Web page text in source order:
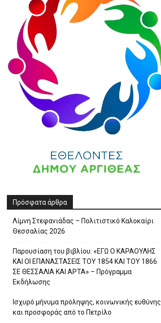
Πρόσφατα άρθρα
Λίμνη Στεφανιάδας – Πολιτιστικό Καλοκαίρι
Θεσσαλίας 2026
Παρουσίαση του βιβλίου: «ΕΓΩ Ο ΚΑΡΑΟΥΛΗΣ
ΚΑΙ ΟΙ ΕΠΑΝΑΣΤΑΣΕΙΣ ΤΟΥ 1854 ΚΑΙ ΤΟΥ 1866
ΣΕ ΘΕΣΣΑΛΙΑ ΚΑΙ ΑΡΤΑ» – Πρόγραμμα
Εκδήλωσης
Ισχυρό μήνυμα πρόληψης, κοινωνικής ευθύνης
και προσφοράς από το Πετρίλο